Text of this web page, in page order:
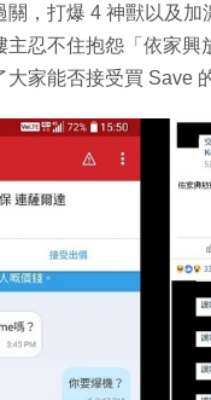
關，打爆 4 神獸以及加
主忍不住抱怨「依家興
家能否接受買 Save